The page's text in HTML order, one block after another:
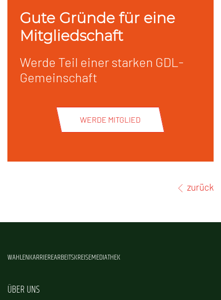
Gute Gründe für eine
Mitgliedschaft
Werde Teil einer starken GDL-
Gemeinschaft
WERDE MITGLIED
zurück
WAHLENKARRIEREARBEITSKREISEMEDIATHEK
ÜBER UNS